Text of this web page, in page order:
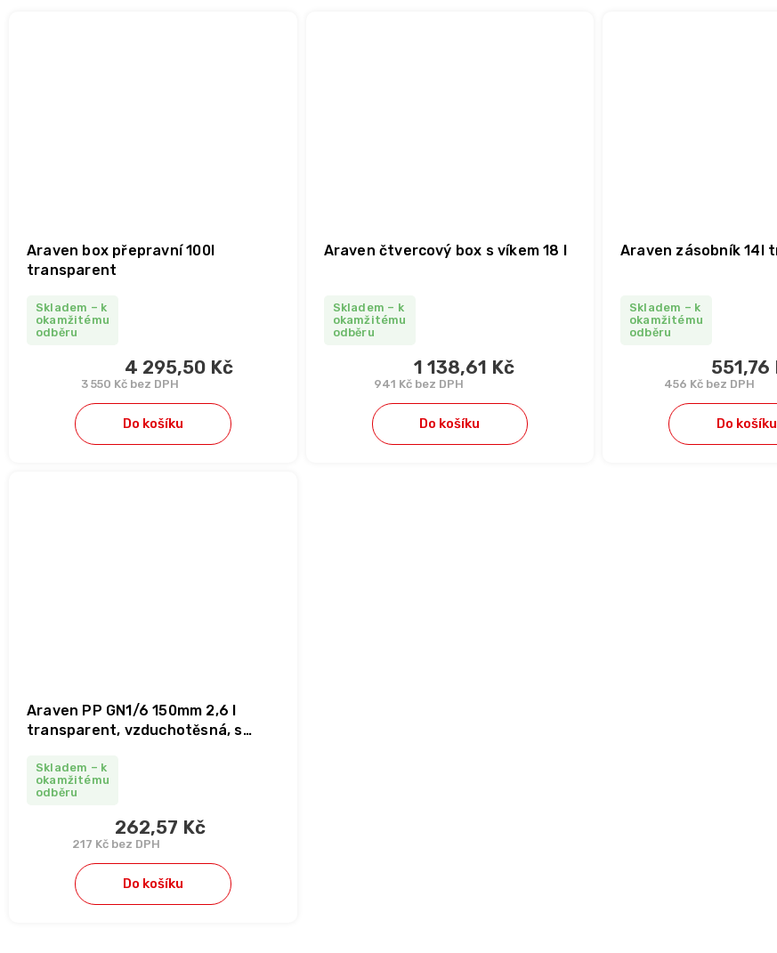
Araven box přepravní 100l
transparent
Skladem – k
okamžitému
odběru
3 550 Kč bez DPH
4 295,50 Kč
Do košíku
Araven čtvercový box s víkem 18 l
Skladem – k
okamžitému
odběru
941 Kč bez DPH
1 138,61 Kč
Do košíku
Araven zásobník 14l
Skladem – k
okamžitému
odběru
456 Kč bez DPH
551,76
Do košíku
Araven PP GN1/6 150mm 2,6 l
transparent, vzduchotěsná, s
Skladem – k
okamžitému
odběru
217 Kč bez DPH
262,57 Kč
Do košíku